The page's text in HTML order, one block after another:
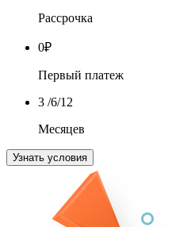
Рассрочка
0₽
Первый платеж
3 /6/12
Месяцев
Узнать условия